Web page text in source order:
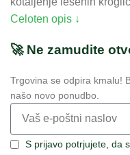
Celoten opis ↓
🚀 Ne zamudite
Trgovina se odpira kmalu!
našo novo ponudbo.
S prijavo potrjujete, da